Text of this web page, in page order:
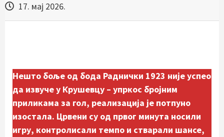
17. мај 2026.
Нешто боље од бода Раднички 1923 није успео
да извуче у Крушевцу – упркос бројним
приликама за гол, реализација је потпуно
изостала. Црвени су од првог минута носили
игру, контролисали темпо и стварали шансе,